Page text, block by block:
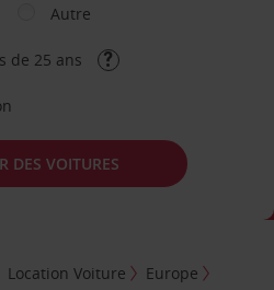
Autre
de 25 ans
DES VOITURES
Location Voiture
Europe